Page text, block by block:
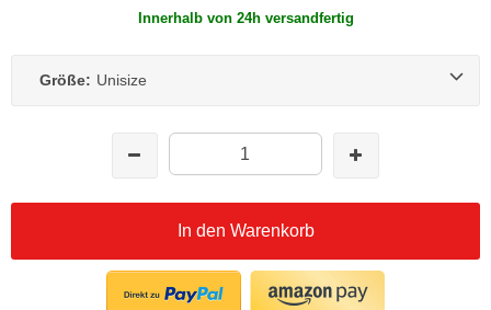
Innerhalb von 24h versandfertig
Größe: Unisize
In den Warenkorb